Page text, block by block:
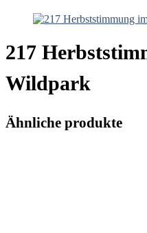
217
Wildpark
Ähnliche produkte